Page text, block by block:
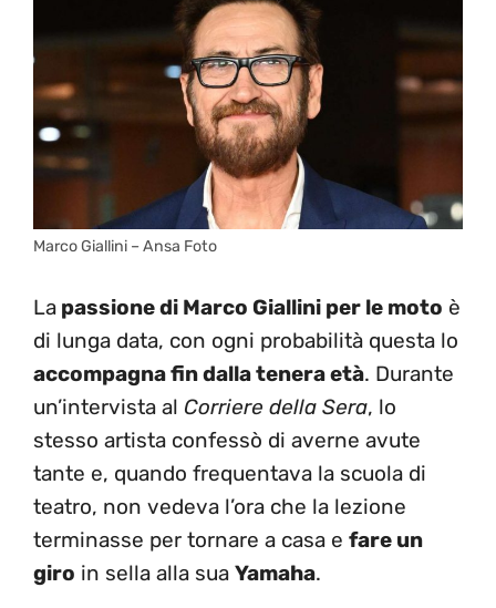
Marco Giallini – Ansa Foto
La passione di Marco Giallini per le moto è
di lunga data, con ogni probabilità questa lo
accompagna fin dalla tenera età. Durante
un’intervista al Corriere della Sera, lo
stesso artista confessò di averne avute
tante e, quando frequentava la scuola di
teatro, non vedeva l’ora che la lezione
terminasse per tornare a casa e fare un
giro in sella alla sua Yamaha.